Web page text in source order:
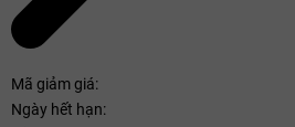
Mã giảm giá:
Ngày hết hạn: